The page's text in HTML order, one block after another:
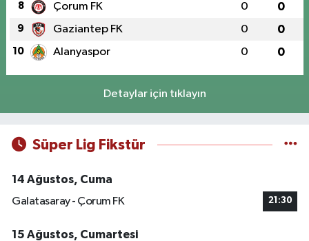
8 Çorum FK 0 0
9 Gaziantep FK 0 0
10 Alanyaspor 0 0
Detaylar için tıklayın
Süper Lig Fikstür
14 Ağustos, Cuma
Galatasaray - Çorum FK
21:30
15 Ağustos, Cumartesi